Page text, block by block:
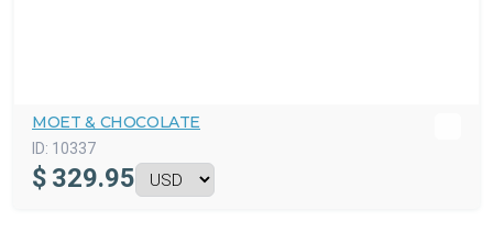
MOET & CHOCOLATE
ID: 10337
$ 329.95